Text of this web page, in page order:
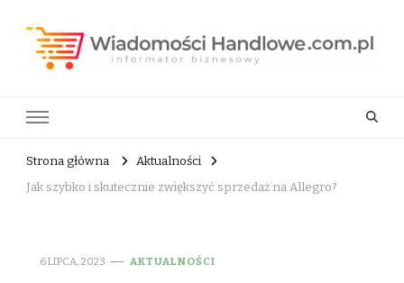
Strona główna
Aktualności
Jak szybko i skutecznie zwiększyć sprzedaż na Allegro?
6 LIPCA, 2023 AKTUALNOŚCI